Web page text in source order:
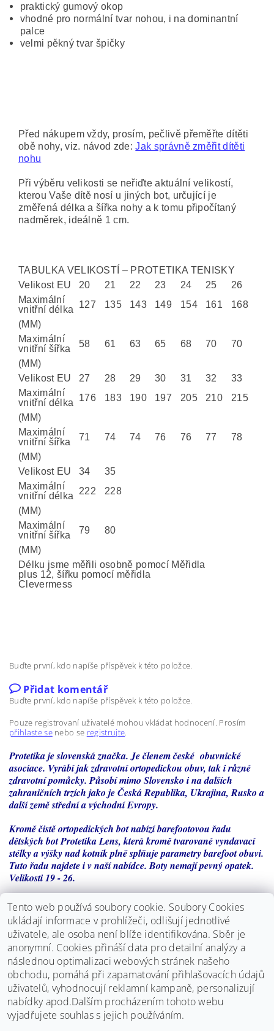
praktický gumový okop
vhodné pro normální tvar nohou, i na dominantní
palce
velmi pěkný tvar špičky
Před nákupem vždy, prosím, pečlivě přeměřte dítěti
obě nohy, viz. návod zde:Jak správně změřit dítěti
nohu
Při výběru velikosti se neřiďte aktuální velikostí,
kterou Vaše dítě nosí u jiných bot, určující je
změřená délka a šířka nohy a k tomu připočítaný
nadměrek, ideálně 1 cm.
TABULKA VELIKOSTÍ – PROTETIKA TENISKY
Velikost EU
20 21 22 23 24 25
26
Maximální
vnitřní délka
127 135 143 149 154 161
168
(MM)
Maximální
vnitřní šířka
58 61 63 65 68 70
70
(MM)
Velikost EU
27 28 29 30 31 32
33
Maximální
vnitřní délka
176 183 190 197 205 210
215
(MM)
Maximální
vnitřní šířka
71 74 74 76 76 77
78
(MM)
Velikost EU
34
35
Maximální
vnitřní délka
222
228
(MM)
Maximální
vnitřní šířka
79
80
(MM)
Délku jsme měřili osobně pomocí Měřidla
plus 12, šířku pomocí měřidla
Clevermess
Buďte první, kdo napíše příspěvek k této položce.
Přidat komentář
Buďte první, kdo napíše příspěvek k této položce.
Pouze registrovaní uživatelé mohou vkládat hodnocení. Prosím
přihlaste senebo se registrujte.
Protetika je slovenská značka. Je členem české obuvnické
asociace. Vyrábí jak zdravotní ortopedickou obuv, tak i různé
zdravotní pomůcky. Působí mimo Slovensko i na dalších
zahraničních trzích jako je Česká Republika, Ukrajina, Rusko a
další země střední a východní Evropy.
Kromě čistě ortopedických bot nabízí barefootovou řadu
dětských bot Protetika Lens, která kromě tvarované vyndavací
stélky a výšky nad kotník plně splňuje parametry barefoot obuvi.
Tuto řadu najdete i v naší nabídce. Boty nemají pevný opatek.
Velikosti 19 - 26.
Určení:
- dominantní palec
- normální až širší noha
- vyšší nárt
Tento web používá soubory cookie. Soubory Cookies
ukládají informace v prohlížeči, odlišují jednotlivé
uživatele, ale osoba není blíže identifikována. Sběr je
anonymní. Cookies přináší data pro detailní analýzy a
následnou optimalizaci webových stránek našeho
obchodu, pomáhá při zapamatování přihlašovacích údajů
uživatelů, vyhodnocují reklamní kampaně, personalizují
nabídky apod.Dalším procházením tohoto webu
vyjadřujete souhlas s jejich používáním.